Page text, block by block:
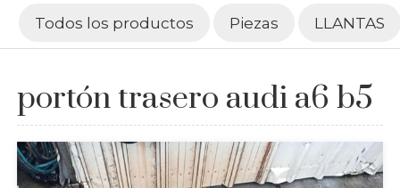
Todos los productos Piezas LLANTAS
portón trasero audi a6 b5